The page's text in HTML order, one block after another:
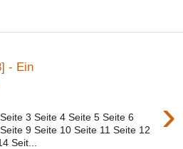
- Ein
›
3 Seite 4 Seite 5 Seite 6
9 Seite 10 Seite 11 Seite 12
Seit...